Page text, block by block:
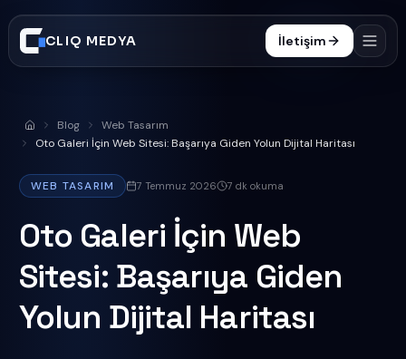
CLIQ MEDYA İletişim
İşler
Süreç
0332 606 25 47
Anasayfa
Blog
Web Tasarım
Oto Galeri İçin Web Sitesi: Başarıya Giden Yolun Dijital Haritası
WEB TASARIM 7 Temmuz 2026 7 dk okuma
Oto Galeri İçin Web
Sitesi: Başarıya Giden
Yolun Dijital Haritası